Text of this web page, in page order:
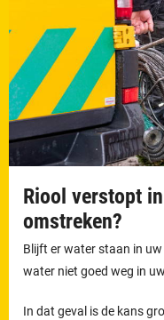
Riool verstopt
omstreken?
Blijft er water staan in
water niet goed weg in
In dat geval is de kans